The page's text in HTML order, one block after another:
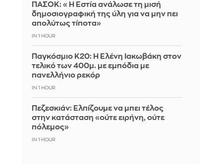
ΠΑΣΟΚ: «Η Εστία ανάλωσε τη μισή
δημοσιογραφική της ύλη για να μην πει
απολύτως τίποτα»
IN 1 HOUR
Παγκόσμιο Κ20: Η Ελένη Ιακωβάκη στον
τελικό των 400μ. με εμπόδια με
πανελλήνιο ρεκόρ
IN 1 HOUR
Πεζεσκιάν: Ελπίζουμε να μπει τέλος
στην κατάσταση «ούτε ειρήνη, ούτε
πόλεμος»
IN 1 HOUR